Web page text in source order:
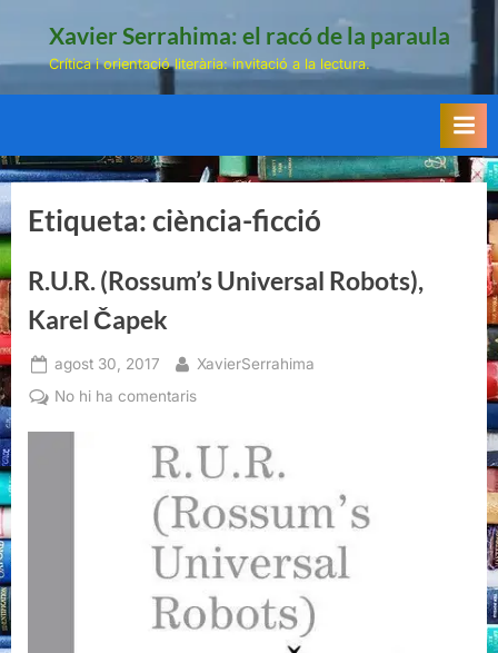
Xavier Serrahima: el racó de la paraula
Crítica i orientació literària: invitació a la lectura.
Etiqueta:ciència-ficció
R.U.R. (Rossum’s Universal Robots),
Karel Čapek
Posted
on
agost 30, 2017 By
XavierSerrahima
No hi ha comentarisa
(Rossum’s
Universal
Robots),
Karel
Čapek